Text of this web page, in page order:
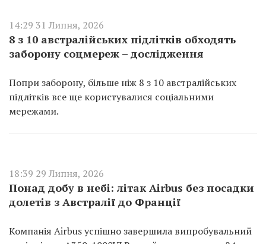
14:29 31 Липня, 2026
8 з 10 австралійських підлітків обходять
заборону соцмереж – дослідження
Попри заборону, більше ніж 8 з 10 австралійських
підлітків все ще користувалися соціальними
мережами.
18:39 29 Липня, 2026
Понад добу в небі: літак Airbus без посадки
долетів з Австралії до Франції
Компанія Airbus успішно завершила випробувальний